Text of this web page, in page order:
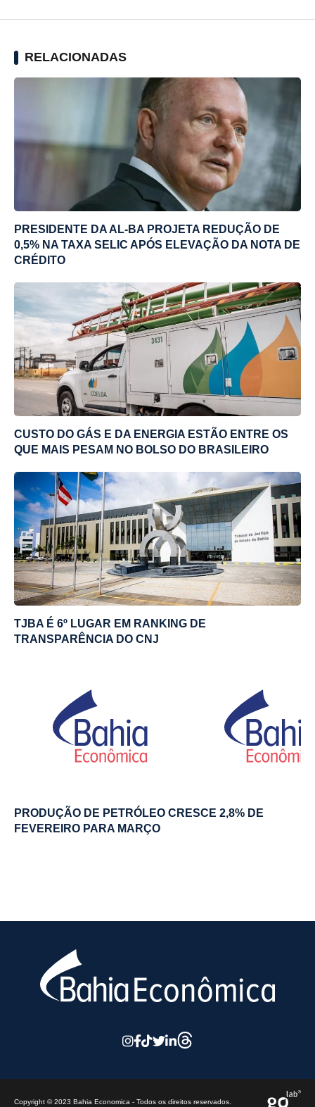
RELACIONADAS
PRESIDENTE DA AL-BA PROJETA REDUÇÃO DE
0,5% NA TAXA SELIC APÓS ELEVAÇÃO DA NOTA DE
CRÉDITO
CUSTO DO GÁS E DA ENERGIA ESTÃO ENTRE OS
QUE MAIS PESAM NO BOLSO DO BRASILEIRO
TJBA É 6º LUGAR EM RANKING DE
TRANSPARÊNCIA DO CNJ
PRODUÇÃO DE PETRÓLEO CRESCE 2,8% DE
FEVEREIRO PARA MARÇO
Copyright © 2023 Bahia Economica - Todos os direitos reservados.